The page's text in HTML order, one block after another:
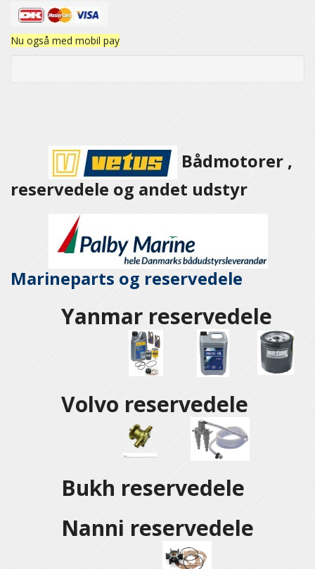
Nu også med mobil pay
Bådmotorer ,
reservedele og andet udstyr
Marineparts og reservedele
Yanmar reservedele
Volvo reservedele
Bukh reservedele
Nanni reservedele